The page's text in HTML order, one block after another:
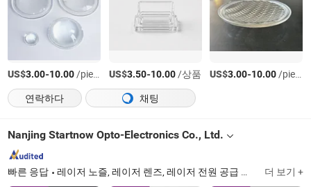
US$3.00-10.00/piece US$3.50-10.00/상품 US$3.00-10.00/piece
연락하다
채팅
Nanjing Startnow Opto-Electronics Co., Ltd.
빠른 응답 레이저 노즐, 레이저 렌즈, 레이저 전원 공급 장치, CO2 레이저 튜브, 플라즈마 노즐, 제논 램프 & 크립톤 램프, CO2 레이저 헤드 세트, 펌프 더 보기 +